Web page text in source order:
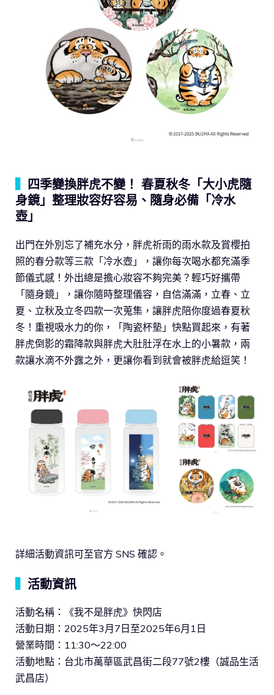
四季變換胖虎不變！ 春夏秋冬「大小虎隨
身鏡」整理妝容好容易、隨身必備「冷水
壺」
出門在外別忘了補充水分，胖虎祈雨的雨水款及賞櫻拍
照的春分款等三款「冷水壺」，讓你每次喝水都充滿季
節儀式感！外出總是擔心妝容不夠完美？輕巧好攜帶
「隨身鏡」，讓你隨時整理儀容，自信滿滿，立春、立
夏、立秋及立冬四款一次蒐集，讓胖虎陪你度過春夏秋
冬！重視吸水力的你，「陶瓷杯墊」快點買起來，有著
胖虎倒影的霜降款與胖虎大肚肚浮在水上的小暑款，兩
款讓水滴不外露之外，更讓你看到就會被胖虎給逗笑！
詳細活動資訊可至官方 SNS 確認。
活動資訊
活動名稱：《我不是胖虎》快閃店
活動日期：2025年3月7日至2025年6月1日
營業時間：11:30～22:00
活動地點：台北市萬華區武昌街二段77號2樓（誠品生活
武昌店）